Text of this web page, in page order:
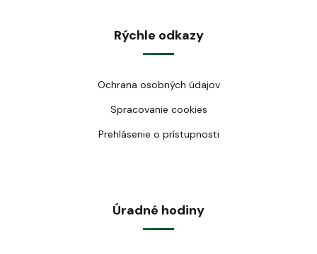
Rýchle odkazy
Ochrana osobných údajov
Spracovanie cookies
Prehlásenie o prístupnosti
Úradné hodiny